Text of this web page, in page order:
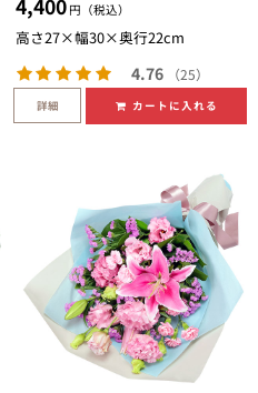
4,400 円（税込）
高さ27×幅30×奥行22cm
4.76 （25）
詳細 カートに入れる